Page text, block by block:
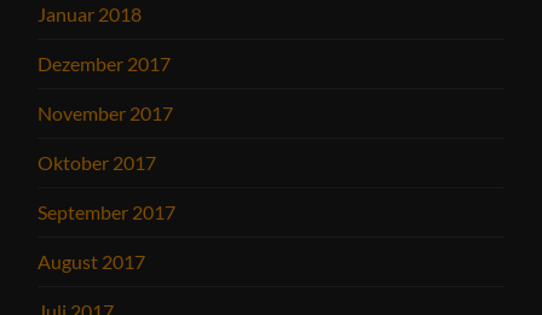
Januar 2018
Dezember 2017
November 2017
Oktober 2017
September 2017
August 2017
Juli 2017